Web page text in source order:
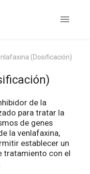
(Dosificación)
de la
para tratar la
de genes
la venlafaxina,
establecer un
tratamiento con el